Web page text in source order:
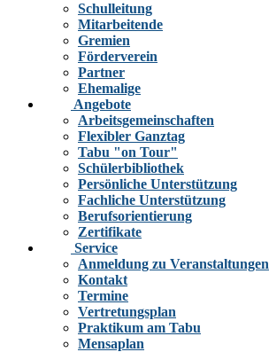
Schulleitung
Mitarbeitende
Gremien
Förderverein
Partner
Ehemalige
Angebote
Arbeitsgemeinschaften
Flexibler Ganztag
Tabu "on Tour"
Schülerbibliothek
Persönliche Unterstützung
Fachliche Unterstützung
Berufsorientierung
Zertifikate
Service
Anmeldung zu Veranstaltungen
Kontakt
Termine
Vertretungsplan
Praktikum am Tabu
Mensaplan